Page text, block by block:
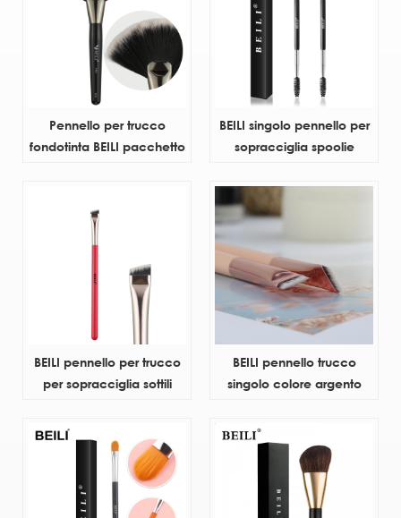
Pennello per trucco
fondotinta BEILI pacchetto
manico in legno pinceau
de maquillage sintetico
BEILI singolo pennello per
sopracciglia spoolie
all'ingrosso pennello per
trucco personalizzato per
sopracciglia con capelli
sintetici
BEILI pennello per trucco
per sopracciglia sottili
cejas pennello per trucco
singolo con manico in
legno nero
BEILI pennello trucco
singolo colore argento
etichetta personalizzata
pennello trucco manico in
legno